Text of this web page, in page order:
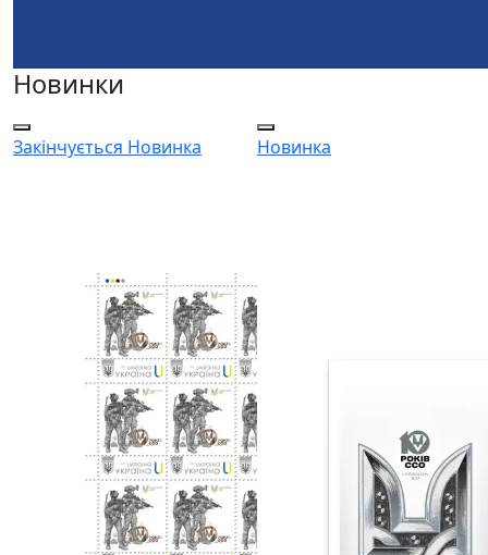
Новинки
Закінчується Новинка Новинка